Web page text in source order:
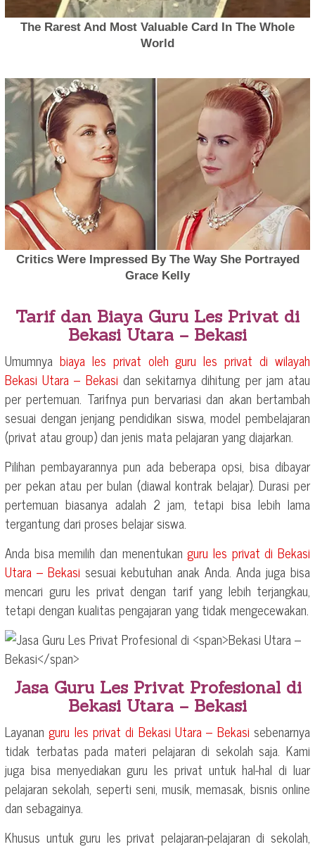
Tarif dan Biaya Guru Les Privat di
Bekasi Utara – Bekasi
Umumnya biaya les privat oleh guru les privat di wilayah
Bekasi Utara – Bekasi dan sekitarnya dihitung per jam atau
per pertemuan. Tarifnya pun bervariasi dan akan bertambah
sesuai dengan jenjang pendidikan siswa, model pembelajaran
(privat atau group) dan jenis mata pelajaran yang diajarkan.
Pilihan pembayarannya pun ada beberapa opsi, bisa dibayar
per pekan atau per bulan (diawal kontrak belajar). Durasi per
pertemuan biasanya adalah 2 jam, tetapi bisa lebih lama
tergantung dari proses belajar siswa.
Anda bisa memilih dan menentukanguru les privat diBekasi
Utara – Bekasi sesuai kebutuhan anak Anda. Anda juga bisa
mencari guru les privat dengan tarif yang lebih terjangkau,
tetapi dengan kualitas pengajaran yang tidak mengecewakan.
Jasa Guru Les Privat Profesional di
Bekasi Utara – Bekasi
Layananguru les privat di Bekasi Utara – Bekasi sebenarnya
tidak terbatas pada materi pelajaran di sekolah saja. Kami
juga bisa menyediakan guru les privat untuk hal-hal di luar
pelajaran sekolah, seperti seni, musik, memasak, bisnis online
dan sebagainya.
Khusus untuk guru les privat pelajaran-pelajaran di sekolah,